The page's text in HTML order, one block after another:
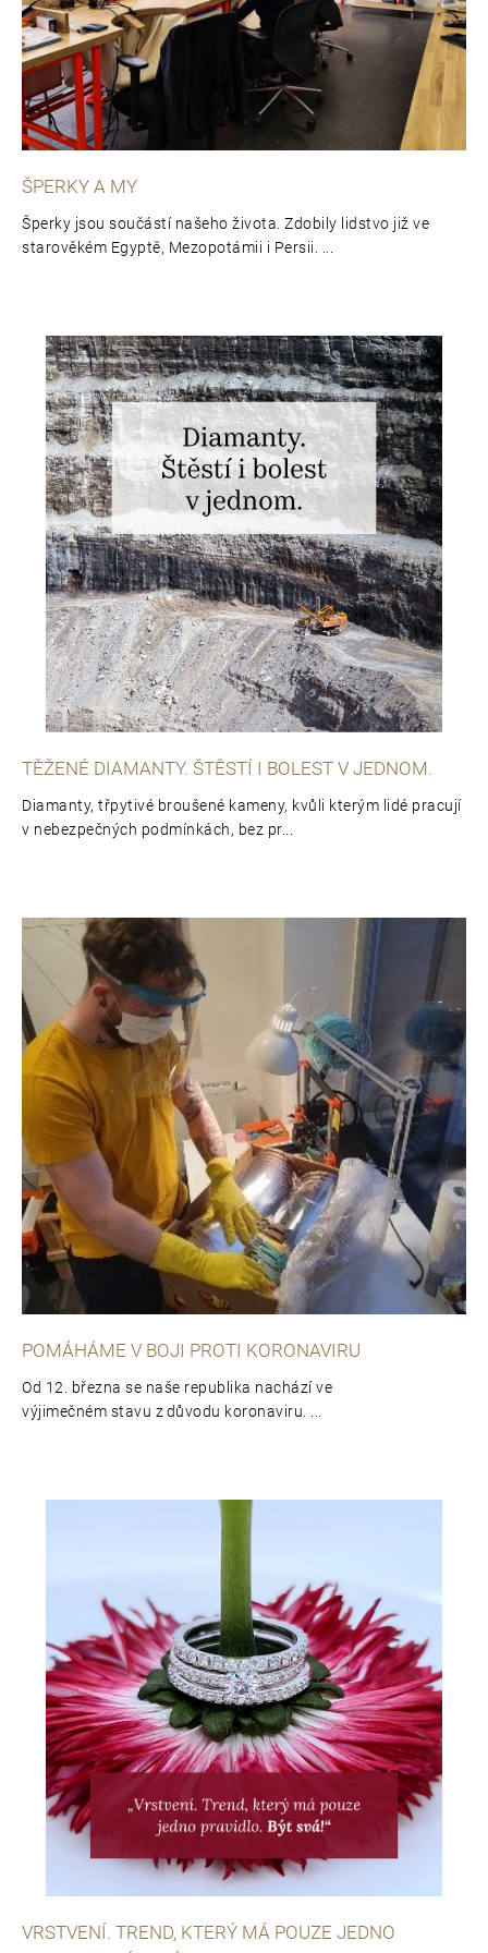
á
n
k
ů
ŠPERKY A MY
Šperky jsou součástí našeho života. Zdobily lidstvo již ve
starověkém Egyptě, Mezopotámii i Persii. ...
TĚŽENÉ DIAMANTY. ŠTĚSTÍ I BOLEST V JEDNOM.
Diamanty, třpytivé broušené kameny, kvůli kterým lidé pracují
v nebezpečných podmínkách, bez pr...
POMÁHÁME V BOJI PROTI KORONAVIRU
Od 12. března se naše republika nachází ve
výjimečném stavu z důvodu koronaviru. ...
VRSTVENÍ. TREND, KTERÝ MÁ POUZE JEDNO
e
t
e
n
a
j
í
?
D
o
p
o
r
u
č
u
j
e
m
e